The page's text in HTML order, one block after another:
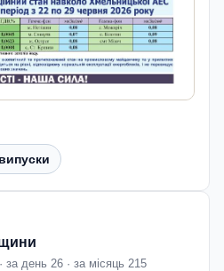
за день 26 · за місяць 215